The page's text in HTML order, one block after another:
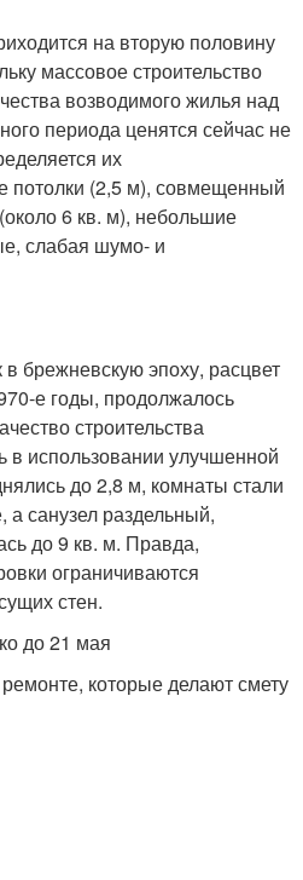
на вторую половину
массовое строительство
возводимого жилья над
периода ценятся сейчас не
их
потолки (2,5 м), совмещенный
6 кв. м), небольшие
слабая шумо- и
брежневскую эпоху, расцвет
е годы, продолжалось
строительства
в использовании улучшенной
до 2,8 м, комнаты стали
а санузел раздельный,
до 9 кв. м. Правда,
ограничиваются
стен.
до 21 мая
которые делают смету